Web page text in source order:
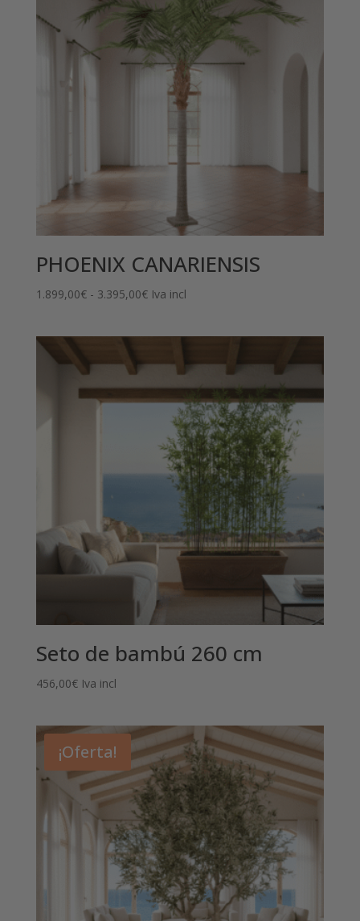
PHOENIX CANARIENSIS
1.899,00€ - 3.395,00€Rango
1.899,00€
hasta
3.395,00€
Iva incl
Seto de bambú 260 cm
456,00€ Iva incl
¡Oferta!